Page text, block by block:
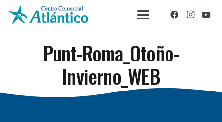
Punt-Roma_Otoño-
Invierno_WEB